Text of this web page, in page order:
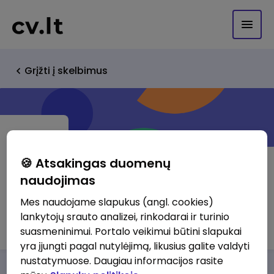
Grįžti į skelbimus
Kad nebūtų šalta UAB
http://www.kadnebutusalta.lt
🍪 Atsakingas duomenų
naudojimas
Mes naudojame slapukus (angl. cookies)
lankytojų srauto analizei, rinkodarai ir turinio
suasmeninimui. Portalo veikimui būtini slapukai
yra įjungti pagal nutylėjimą, likusius galite valdyti
nustatymuose. Daugiau informacijos rasite